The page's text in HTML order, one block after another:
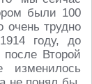
были 100
трудно
году, до
Второй